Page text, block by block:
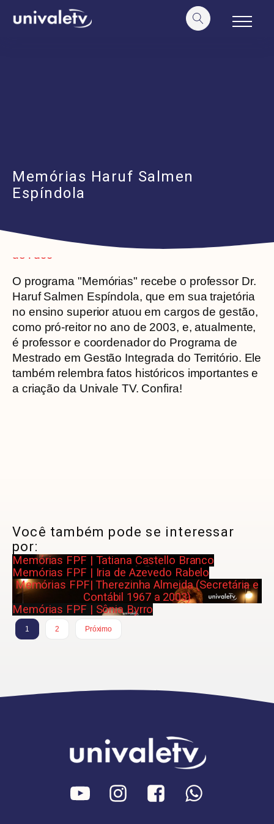
conteúdo
Memórias Haruf Salmen
Espíndola
https://www.youtube.com/watch?v=Dvuu-
ueYdcc
O programa "Memórias" recebe o professor Dr.
Haruf Salmen Espíndola, que em sua trajetória
no ensino superior atuou em cargos de gestão,
como pró-reitor no ano de 2003, e, atualmente,
é professor e coordenador do Programa de
Mestrado em Gestão Integrada do Território. Ele
também relembra fatos históricos importantes e
a criação da Univale TV. Confira!
Você também pode se interessar
por:
Memórias FPF | Tatiana Castello Branco
Memórias FPF | Iria de Azevedo Rabelo
Memórias FPF| Therezinha Almeida (Secretária e
Contábil 1967 a 2003)
Memórias FPF | Sônia Byrro
1 2 Próximo